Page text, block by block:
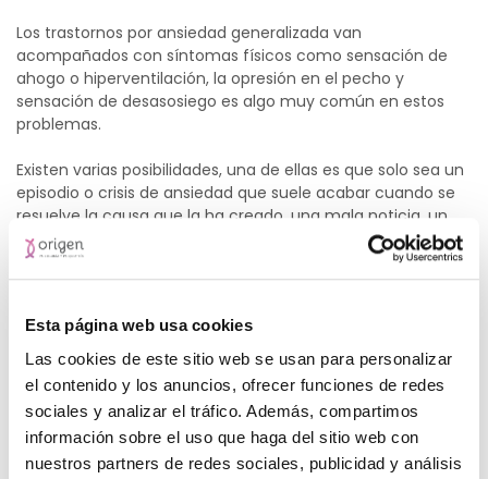
Esta página web usa cookies
Las cookies de este sitio web se usan para personalizar
el contenido y los anuncios, ofrecer funciones de redes
sociales y analizar el tráfico. Además, compartimos
información sobre el uso que haga del sitio web con
nuestros partners de redes sociales, publicidad y análisis
Los trastornos por ansiedad generalizada van
acompañados con síntomas físicos como sensación de
ahogo o hiperventilación, la opresión en el pecho y
sensación de desasosiego es algo muy común en estos
problemas.
Existen varias posibilidades, una de ellas es que solo sea un
episodio o crisis de ansiedad que suele acabar cuando se
resuelve la causa que la ha creado, una mala noticia, un
problema repentino, miedo intenso a una situación social.
Pero si el episodio se repite de forma habitual podemos
mediante terapia y en ocasiones con la ayuda de
fármacos ansiolíticos.
Las enfermedades graves o repentinas pueden generar
una situación de ansiedad generalizada que a veces una
vez que hemos recuperado la salud se quedan con
nosotros y nos mantienen en ese estado.